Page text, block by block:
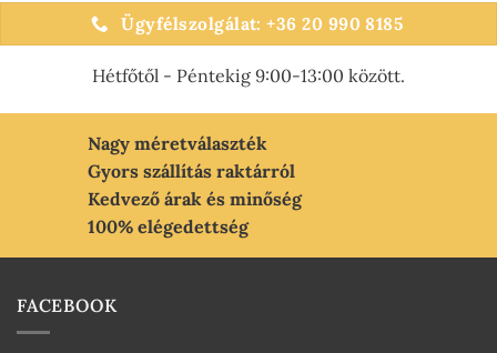
van.
A
a
ki
ki
Ügyfélszolgálat: +36 20 990 8185
Hétfőtől - Péntekig 9:00-13:00 között.
Nagy méretválaszték
Gyors szállítás raktárról
Kedvező árak és minőség
100% elégedettség
FACEBOOK